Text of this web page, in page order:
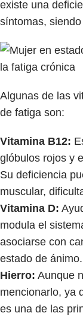
existe una
síntomas,
Algunas de las
de fatiga son:
Vitamina B12:
glóbulos rojos y
Su deficiencia
muscular,
Vitamina D:
modula el
asociarse con
estado de ánimo.
Hierro: Aunque
mencionarlo, ya
es una de las